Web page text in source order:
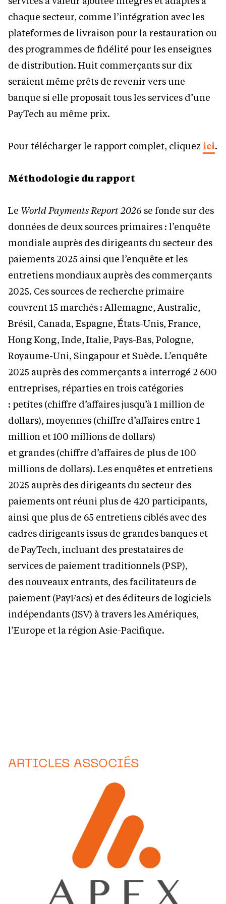
chaque secteur, comme l’intégration avec les
plateformes de livraison pour la restauration ou
des programmes de fidélité pour les enseignes
de distribution. Huit commerçants sur dix
seraient même prêts de revenir vers une
banque si elle proposait tous les services d’une
PayTech au même prix.
Pour télécharger le rapport complet, cliquez ici.
Méthodologie du rapport
Le World Payments Report 2026 se fonde sur des
données de deux sources primaires : l’enquête
mondiale auprès des dirigeants du secteur des
paiements 2025 ainsi que l’enquête et les
entretiens mondiaux auprès des commerçants
2025. Ces sources de recherche primaire
couvrent 15 marchés : Allemagne, Australie,
Brésil, Canada, Espagne, États-Unis, France,
Hong Kong, Inde, Italie, Pays-Bas, Pologne,
Royaume-Uni, Singapour et Suède. L’enquête
2025 auprès des commerçants a interrogé 2 600
entreprises, réparties en trois catégories
: petites (chiffre d’affaires jusqu’à 1 million de
dollars), moyennes (chiffre d’affaires entre 1
million et 100 millions de dollars)
et grandes (chiffre d’affaires de plus de 100
millions de dollars). Les enquêtes et entretiens
2025 auprès des dirigeants du secteur des
paiements ont réuni plus de 420 participants,
ainsi que plus de 65 entretiens ciblés avec des
cadres dirigeants issus de grandes banques et
de PayTech, incluant des prestataires de
services de paiement traditionnels (PSP),
des nouveaux entrants, des facilitateurs de
paiement (PayFacs) et des éditeurs de logiciels
indépendants (ISV) à travers les Amériques,
l’Europe et la région Asie-Pacifique.
ARTICLES ASSOCIÉS